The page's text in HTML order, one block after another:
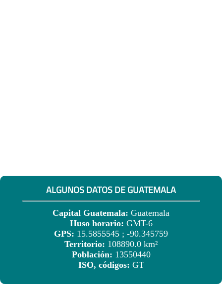
ALGUNOS DATOS DE GUATEMALA
Capital Guatemala: Guatemala
Huso horario: GMT-6
GPS: 15.5855545 ; -90.345759
Territorio: 108890.0 km²
Población: 13550440
ISO, códigos: GT